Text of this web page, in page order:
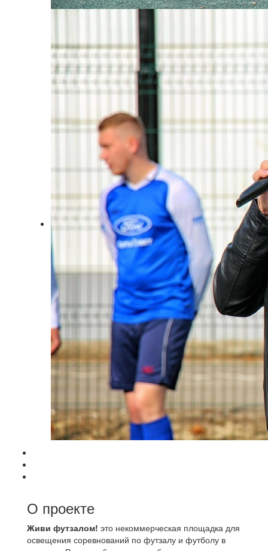
О проекте
Живи футзалом! это некоммерческая площадка для
освещения соревнований по футзалу и футболу в